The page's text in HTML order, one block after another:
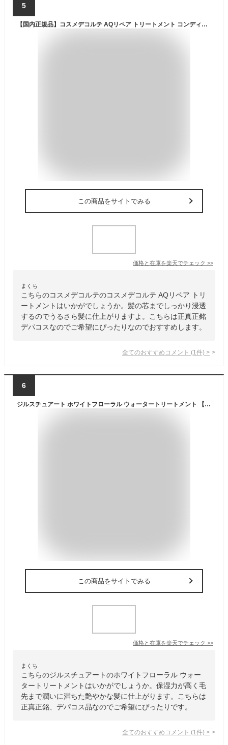
5
【国内正規品】コスメデコルテ AQリペア トリートメント コンディショナー スムース/ボリューム（ヘアトリートメント）600mL 最強翌日配送 ※B
この商品をサイトでみる
価格と在庫を楽天でチェック >>
まくち
こちらのコスメデコルテのコスメデコルテ AQリペア トリ
ートメントはいかがでしょうか。髪の芯までしっかり浸透
するのでうるさら髪に仕上がりますよ。こちらは正真正銘
デパコスなのでご希望にぴったりなのでおすすめします。
全てのおすすめコメント (1 件) >
6
ジルスチュアート ホワイトフローラル ウォータートリートメント 【200ml】【全品ポイント2倍 3/4 20:00 〜 3/11 01:59】【楽天スーパーSALE】
この商品をサイトでみる
価格と在庫を楽天でチェック >>
まくち
こちらのジルスチュアートのホワイトフローラル ウォー
タートリートメントはいかがでしょうか。保湿力が高く毛
先まで潤いに満ちた艶やかな髪に仕上がります。こちらは
正真正銘、デパコス品なのでご希望にぴったりです。
全てのおすすめコメント (1 件) >